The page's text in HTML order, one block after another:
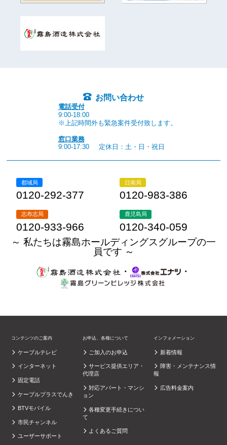
お問い合わせ
電話受付
9:00-18:00
※上記時間外も緊急案件受付致します。
窓口業務
9:00-17:30
定休日：土・日・祝日
都城局
0120-292-377
日南局
0120-983-386
志布志局
0120-933-966
鹿児島局
0120-340-059
～ 私たちは霧島ホールディングスグループの一
員です ～
・
・
コンテンツのご案内
ケーブルテレビ
インターネット
固定電話
ケーブルプラスでんき
BTVモバイル
市民チャンネル
ユーザーサポート
お申込、各種について
ご加入のお申込
サービス提供エリア・
代理店
対応アパート・マンシ
ョン
各種変更手続きについ
て
よくあるご質問
インフォメーション
新着情報
障害・メンテナンス情
報
広告料金案内